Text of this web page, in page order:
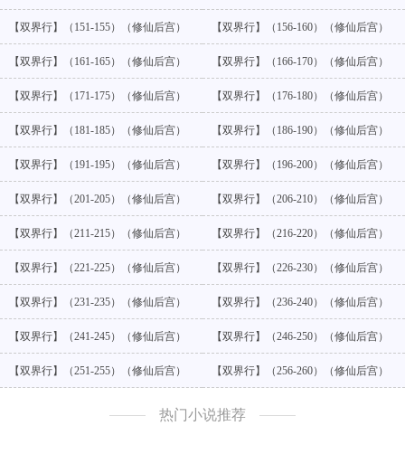
【双界行】（151-155）（修仙后宫） 【双界行】（156-160）（修仙后宫）
【双界行】（161-165）（修仙后宫） 【双界行】（166-170）（修仙后宫）
【双界行】（171-175）（修仙后宫） 【双界行】（176-180）（修仙后宫）
【双界行】（181-185）（修仙后宫） 【双界行】（186-190）（修仙后宫）
【双界行】（191-195）（修仙后宫） 【双界行】（196-200）（修仙后宫）
【双界行】（201-205）（修仙后宫） 【双界行】（206-210）（修仙后宫）
【双界行】（211-215）（修仙后宫） 【双界行】（216-220）（修仙后宫）
【双界行】（221-225）（修仙后宫） 【双界行】（226-230）（修仙后宫）
【双界行】（231-235）（修仙后宫） 【双界行】（236-240）（修仙后宫）
【双界行】（241-245）（修仙后宫） 【双界行】（246-250）（修仙后宫）
【双界行】（251-255）（修仙后宫） 【双界行】（256-260）（修仙后宫）
热门小说推荐